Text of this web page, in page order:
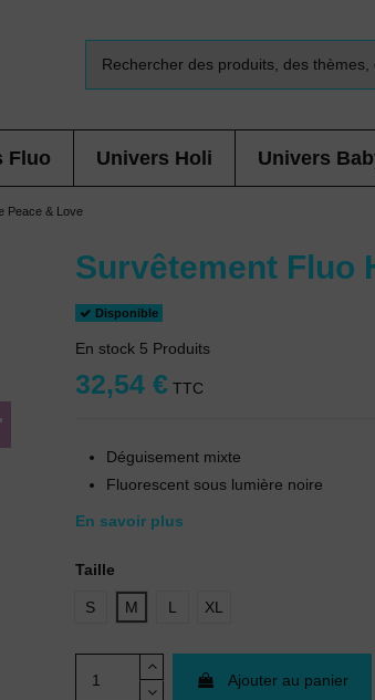
Fluo Univers Holi Univers
Peace & Love
Survêtement Fluo
Disponible
En stock 5 Produits
32,54 € TTC
Déguisement mixte
Fluorescent sous lumière noire
En savoir plus
Taille
S M L XL
Ajouter au panier